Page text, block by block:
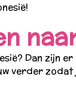
Dan zijn
verder